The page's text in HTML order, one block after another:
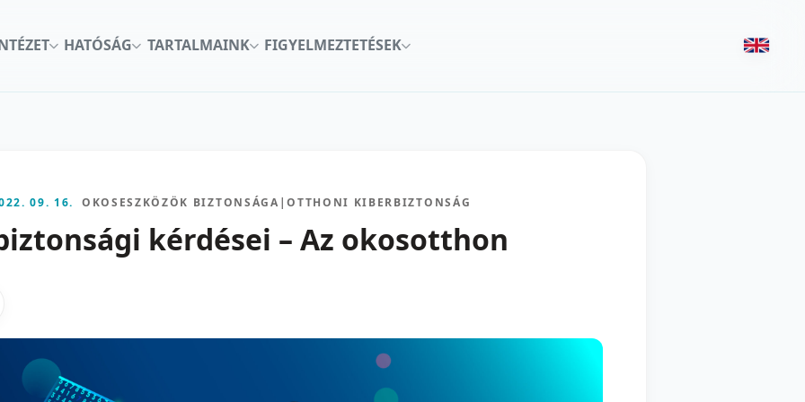
HATÓSÁG TARTALMAINK FIGYELMEZTETÉSEK
09. 16. OKOSESZKÖZÖK BIZTONSÁGA |OTTHONI KIBERBIZTONSÁG
kérdései – Az okosotthon
X-en emailben